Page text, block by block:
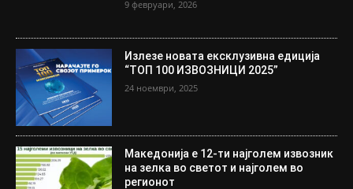
9 февруари, 2026
Излезе новата ексклузивна едиција
“ТОП 100 ИЗВОЗНИЦИ 2025”
24 ноември, 2025
Македонија е 12-ти најголем извозник
на зелка во светот и најголем во
регионот